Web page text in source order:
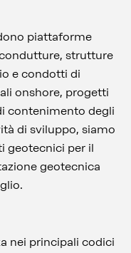
piattaforme
strutture
e condotti di
onshore, progetti
contenimento degli
di sviluppo, siamo
geotecnici per il
geotecnica
nei principali codici